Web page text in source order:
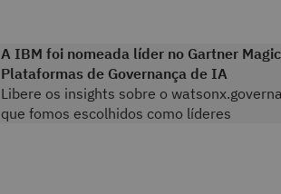
A IBM foi nomeada líder no Gartner
Plataformas de Governança de IA
Libere os insights sobre o
que fomos escolhidos como líderes